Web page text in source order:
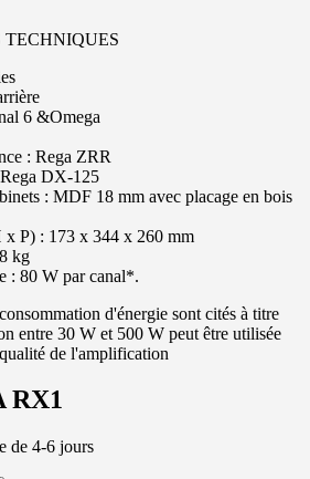
TECHNIQUES
6 &Omega
: Rega ZRR
DX-125
: MDF 18 mm avec placage en bois
P) : 173 x 344 x 260 mm
kg
: 80 W par canal*.
d'énergie sont cités à titre
entre 30 W et 500 W peut être utilisée
de l'amplification
RX1
de 4-6 jours